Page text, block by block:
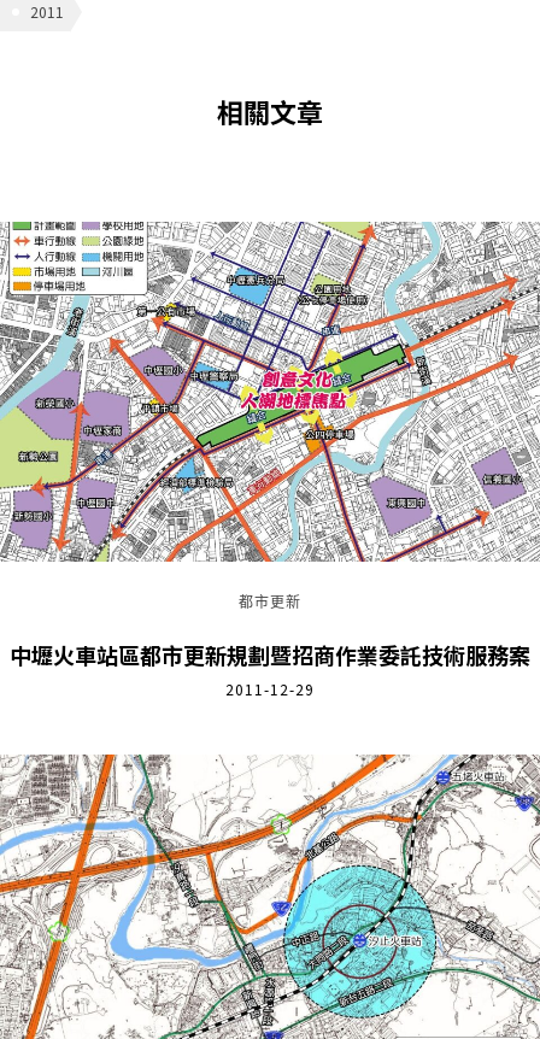
2011
相關文章
都市更新
中壢火車站區都市更新規劃暨招商作業委託技術服務案
2011-12-29